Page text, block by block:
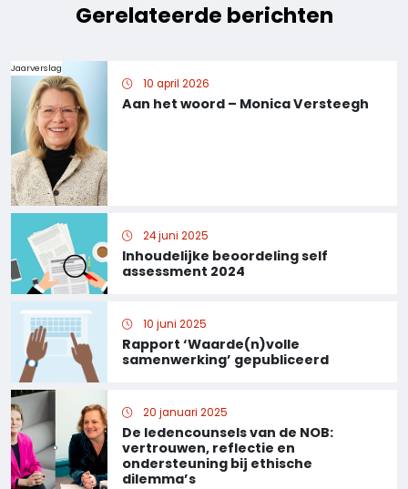
Gerelateerde berichten
Aan het woord – Monica Versteegh
10 april 2026
Jaarverslag
Inhoudelijke beoordeling self
assessment 2024
24 juni 2025
Rapport ‘Waarde(n)volle
samenwerking’ gepubliceerd
10 juni 2025
De ledencounsels van de NOB:
vertrouwen, reflectie en
ondersteuning bij ethische
dilemma’s
20 januari 2025